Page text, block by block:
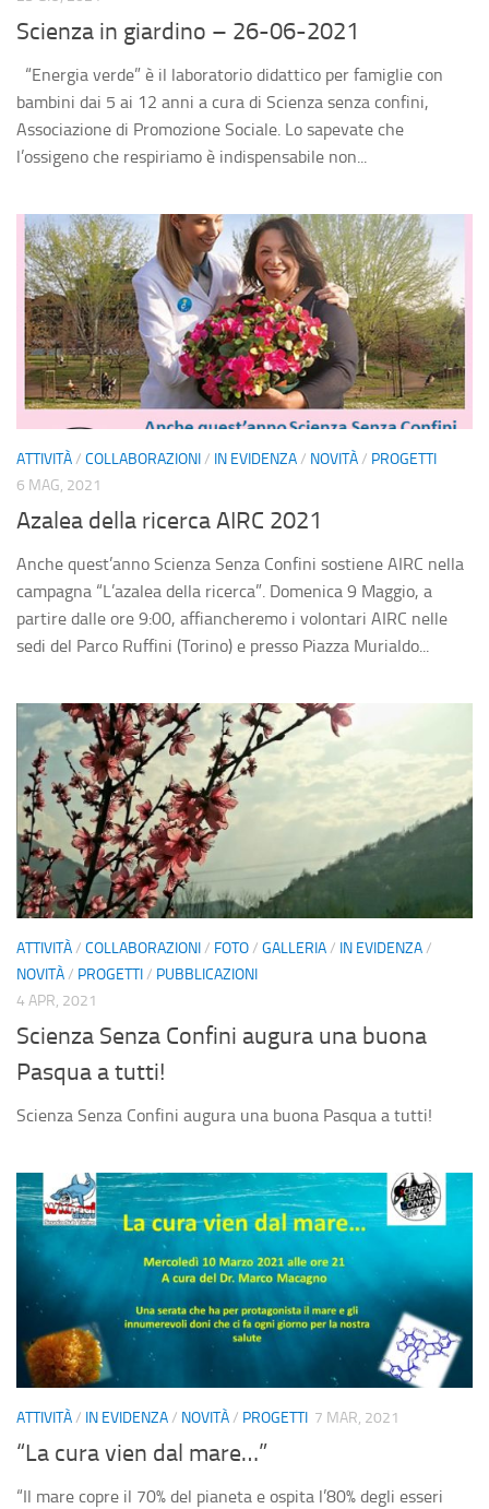
Agenda eventi
Collaborazioni
Novità
Pubblicazioni
Galleria
Foto
Video
Audio
Sostienici
Fai una donazione
Contatti
Scienza in giardino – 26-06-2021
“Energia verde” è il laboratorio didattico per famiglie con
bambini dai 5 ai 12 anni a cura di Scienza senza confini,
Associazione di Promozione Sociale. Lo sapevate che
l’ossigeno che respiriamo è indispensabile non...
ATTIVITÀ/ COLLABORAZIONI/ IN EVIDENZA/ NOVITÀ/ PROGETTI
6 MAG, 2021
Azalea della ricerca AIRC 2021
Anche quest’anno Scienza Senza Confini sostiene AIRC nella
campagna “L’azalea della ricerca”. Domenica 9 Maggio, a
partire dalle ore 9:00, affiancheremo i volontari AIRC nelle
sedi del Parco Ruffini (Torino) e presso Piazza Murialdo...
ATTIVITÀ/ COLLABORAZIONI/ FOTO/ GALLERIA/ IN EVIDENZA/
NOVITÀ/ PROGETTI/ PUBBLICAZIONI
4 APR, 2021
Scienza Senza Confini augura una buona
Pasqua a tutti!
Scienza Senza Confini augura una buona Pasqua a tutti!
ATTIVITÀ/ IN EVIDENZA/ NOVITÀ/ PROGETTI 7 MAR, 2021
“La cura vien dal mare…”
“Il mare copre il 70% del pianeta e ospita l’80% degli esseri